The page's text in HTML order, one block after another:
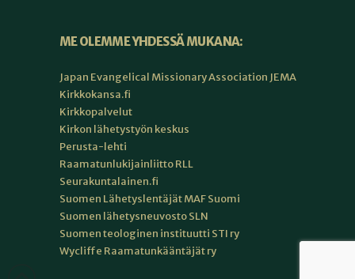
ME OLEMME YHDESSÄ MUKANA:
Japan Evangelical Missionary Association JEMA
Kirkkokansa.fi
Kirkkopalvelut
Kirkon lähetystyön keskus
Perusta-lehti
Raamatunlukijainliitto RLL
Seurakuntalainen.fi
Suomen Lähetyslentäjät MAF Suomi
Suomen lähetysneuvosto SLN
Suomen teologinen instituutti STI ry
Wycliffe Raamatunkääntäjät ry